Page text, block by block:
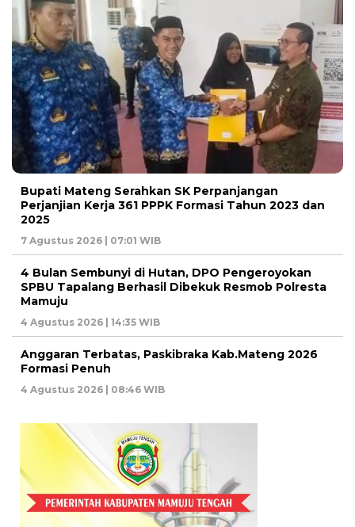
Bupati Mateng Serahkan SK Perpanjangan
Perjanjian Kerja 361 PPPK Formasi Tahun 2023 dan
2025
7 Agustus 2026 | 07:01 WIB
4 Bulan Sembunyi di Hutan, DPO Pengeroyokan
SPBU Tapalang Berhasil Dibekuk Resmob Polresta
Mamuju
4 Agustus 2026 | 14:35 WIB
Anggaran Terbatas, Paskibraka Kab.Mateng 2026
Formasi Penuh
4 Agustus 2026 | 08:46 WIB